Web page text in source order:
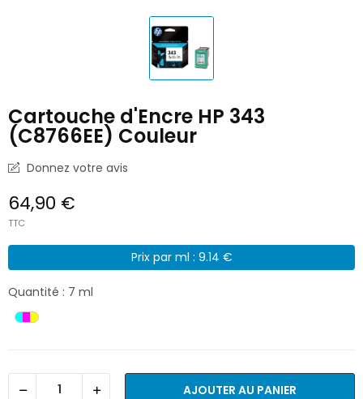
Cartouche d'Encre HP 343
(C8766EE) Couleur
Donnez votre avis
64,90 €
TTC
Prix par ml : 9.14 €
Quantité : 7 ml
AJOUTER AU PANIER